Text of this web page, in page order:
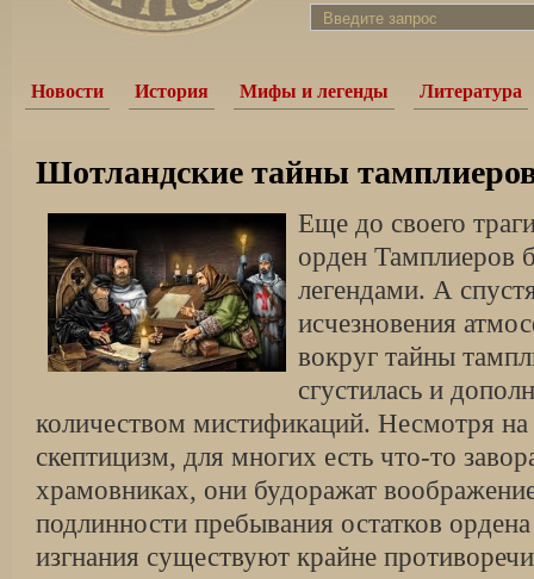
Новости История Мифы и легенды Литература
Шотландские тайны
Еще до своего
орден Тамплиеров
легендами. А
исчезновения
вокруг тайны
сгустилась и
количеством мистификаций. Несмотря
скептицизм, для многих есть что-то
храмовниках, они будоражат
подлинности пребывания остатков
изгнания существуют крайне